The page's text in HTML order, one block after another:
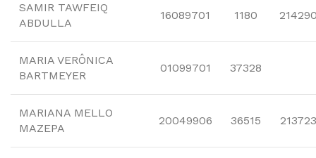
SAMIR TAWFEIQ
ABDULLA
16089701 1180
MARIA VERÔNICA
BARTMEYER
01099701 37328
MARIANA MELLO
MAZEPA
20049906 36515